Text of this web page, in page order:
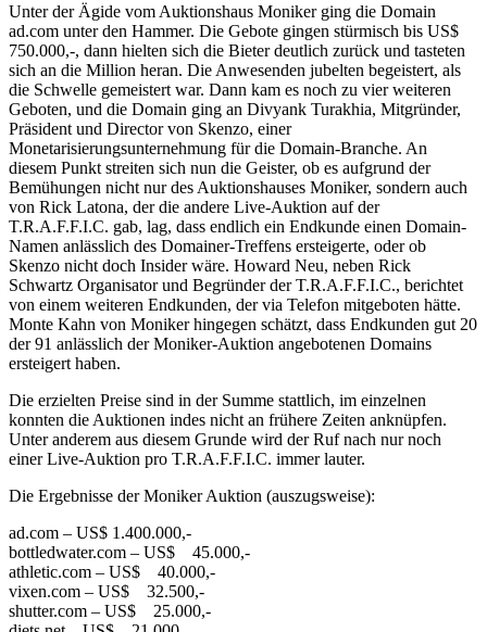
Unter der Ägide vom Auktionshaus Moniker ging die Domain
ad.com unter den Hammer. Die Gebote gingen stürmisch bis US$
750.000,-, dann hielten sich die Bieter deutlich zurück und tasteten
sich an die Million heran. Die Anwesenden jubelten begeistert, als
die Schwelle gemeistert war. Dann kam es noch zu vier weiteren
Geboten, und die Domain ging an Divyank Turakhia, Mitgründer,
Präsident und Director von Skenzo, einer
Monetarisierungsunternehmung für die Domain-Branche. An
diesem Punkt streiten sich nun die Geister, ob es aufgrund der
Bemühungen nicht nur des Auktionshauses Moniker, sondern auch
von Rick Latona, der die andere Live-Auktion auf der
T.R.A.F.F.I.C. gab, lag, dass endlich ein Endkunde einen Domain-
Namen anlässlich des Domainer-Treffens ersteigerte, oder ob
Skenzo nicht doch Insider wäre. Howard Neu, neben Rick
Schwartz Organisator und Begründer der T.R.A.F.F.I.C., berichtet
von einem weiteren Endkunden, der via Telefon mitgeboten hätte.
Monte Kahn von Moniker hingegen schätzt, dass Endkunden gut 20
der 91 anlässlich der Moniker-Auktion angebotenen Domains
ersteigert haben.
Die erzielten Preise sind in der Summe stattlich, im einzelnen
konnten die Auktionen indes nicht an frühere Zeiten anknüpfen.
Unter anderem aus diesem Grunde wird der Ruf nach nur noch
einer Live-Auktion pro T.R.A.F.F.I.C. immer lauter.
Die Ergebnisse der Moniker Auktion (auszugsweise):
ad.com – US$ 1.400.000,-
bottledwater.com – US$ 45.000,-
athletic.com – US$ 40.000,-
vixen.com – US$ 32.500,-
shutter.com – US$ 25.000,-